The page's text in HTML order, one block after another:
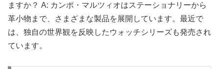
ますか？ A: カンポ・マルツィオはステーショナリーから
革小物まで、さまざまな製品を展開しています。最近で
は、独自の世界観を反映したウォッチシリーズも発売され
ています。